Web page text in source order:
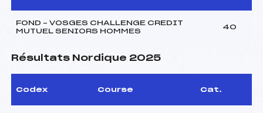
FOND – VOSGES CHALLENGE CREDIT
MUTUEL SENIORS HOMMES
40
Résultats Nordique 2025
Codex Course Cat.